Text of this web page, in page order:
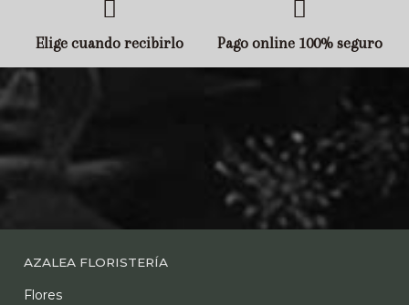
Elige cuando recibirlo Pago online 100% seguro
AZALEA FLORISTERÍA
Flores